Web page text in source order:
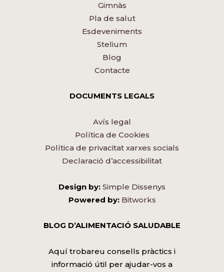
Gimnàs
Pla de salut
Esdeveniments
Stelium
Blog
Contacte
DOCUMENTS LEGALS
Avís legal
Política de Cookies
Política de privacitat xarxes socials
Declaració d’accessibilitat
Design by: Simple Dissenys
Powered by: Bitworks
BLOG D’ALIMENTACIÓ SALUDABLE
Aquí trobareu consells pràctics i
informació útil per ajudar-vos a